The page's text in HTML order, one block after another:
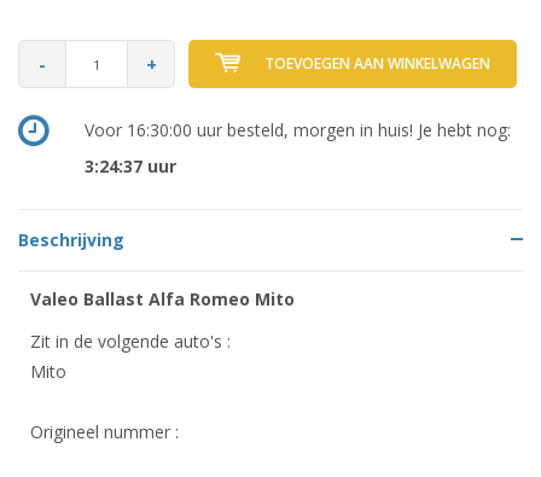
- + TOEVOEGEN AAN WINKELWAGEN
Voor 16:30:00 uur besteld, morgen in huis! Je hebt nog:
3:24:37uur
Beschrijving
Valeo Ballast Alfa Romeo Mito
Zit in de volgende auto's :
Mito
Origineel nummer :